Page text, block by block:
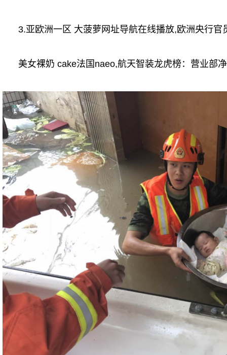
3.亚欧洲一区 大菠萝网址导航在线播放,欧洲央行
美女裸奶 cake法国naeo,航天智装龙虎榜：营业部